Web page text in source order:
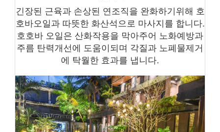
긴장된 근육과 손상된 연조직을 완화하기위해 호
호바오일과 따뜻한 화산석으로 마사지를 합니다.
호호바 오일은 산화작용을 막아주어 노화예방과
주름 탄력개선에 도움이되며 각질과 노폐물제거
에 탁월한 효과를 냅니다.